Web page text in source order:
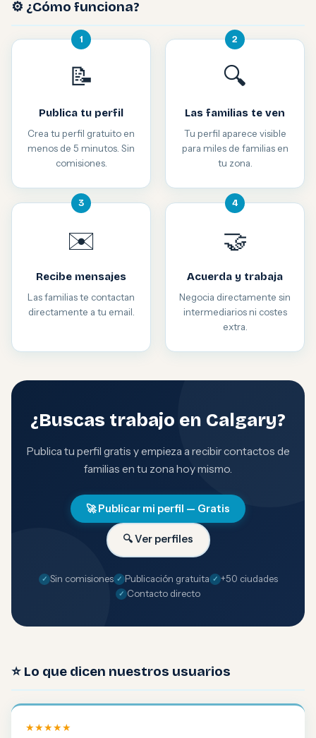
⚙️ ¿Cómo funciona?
1
📝
Publica tu perfil
Crea tu perfil gratuito en
menos de 5 minutos. Sin
comisiones.
2
🔍
Las familias te ven
Tu perfil aparece visible
para miles de familias en
tu zona.
3
✉️
Recibe mensajes
Las familias te contactan
directamente a tu email.
4
🤝
Acuerda y trabaja
Negocia directamente sin
intermediarios ni costes
extra.
¿Buscas trabajo en Calgary?
Publica tu perfil gratis y empieza a recibir contactos de
familias en tu zona hoy mismo.
🚀 Publicar mi perfil — Gratis
🔍 Ver perfiles
Sin comisiones Publicación gratuita
+50 ciudades
Contacto directo
⭐ Lo que dicen nuestros usuarios
★★★★★